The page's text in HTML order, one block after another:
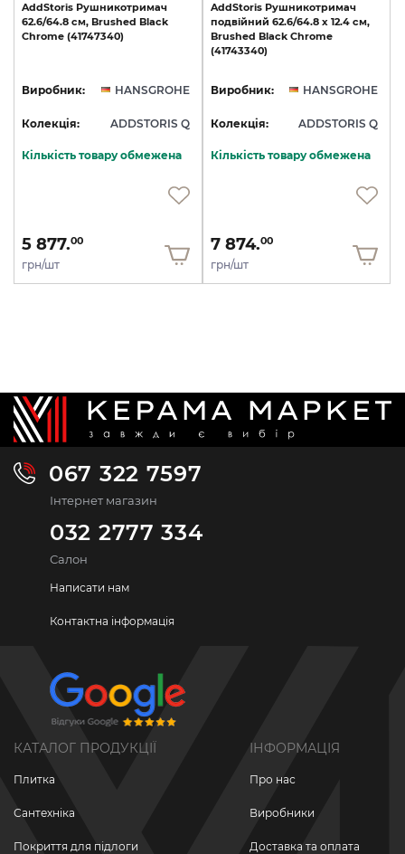
AddStoris Рушникотримач
62.6/64.8 см, Brushed Black
Chrome (41747340)
Виробник: HANSGROHE
Колекція: ADDSTORIS Q
Кількість товару обмежена
5 877.00
грн/шт
AddStoris Рушникотримач
подвійний 62.6/64.8 x 12.4 см,
Brushed Black Chrome
(41743340)
Виробник: HANSGROHE
Колекція: ADDSTORIS Q
Кількість товару обмежена
7 874.00
грн/шт
067 322 7597
Інтернет магазин
032 2777 334
Салон
Написати нам
Контактна інформація
КАТАЛОГ ПРОДУКЦІЇ
Плитка
Сантехніка
Покриття для підлоги
ІНФОРМАЦІЯ
Про нас
Виробники
Доставка та оплата